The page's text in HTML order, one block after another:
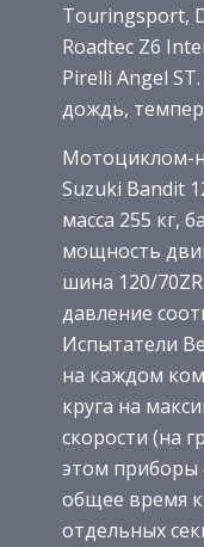
Touringsport,
Roadtec Z6
Pirelli Angel
дождь,
Мотоциклом-
Suzuki Bandit
масса 255 кг,
мощность
шина 120/
давление
Испытатели
на каждом
круга на
скорости (на
этом приборы
общее время
отдельных